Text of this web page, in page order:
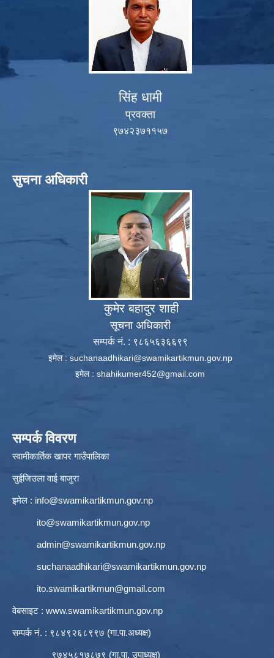
सिंह धामी
प्रवक्ता
९७४२३७११५७
सुचना अधिकारी
कुमेर बहादुर शाही
सूचना अधिकारी
सम्पर्क नं. : ९८६५६३६६९९
इमेल : suchanaadhikari@swamikartikmun.gov.np
इमेल : shahikumer452@gmail.com
सम्पर्क विवरण
स्वामीकार्तिक खापर गाउँपालिका
सुईजिउला वाई बाजुरा
इमेल : info@swamikartikmun.gov.np
ito@swamikartikmun.gov.np
admin@swamikartikmun.gov.np
suchanaadhikari@swamikartikmun.gov.np
ito.swamikartikmun@gmail.com
वेबसाइट : www.swamikartikmun.gov.np
सम्पर्क नं. : ९८४९२६८९९७ (गा.पा.अध्यक्ष)
९७४५८१७८७९ (गा.पा. उपाध्यक्ष)